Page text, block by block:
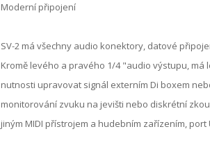
Moderní připojení
SV-2 má všechny audio konektory, datové
Kromě levého a pravého 1/4 "audio výstupu,
nutnosti upravovat signál externím Di boxem
monitorování zvuku na jevišti nebo diskrétní
jiným MIDI přístrojem a hudebním zařízením,